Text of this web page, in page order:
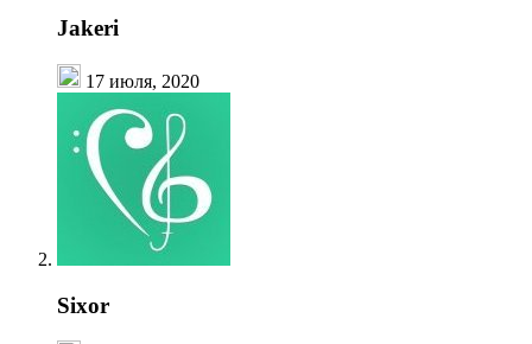
Jakeri
17 июля, 2020
Sixor